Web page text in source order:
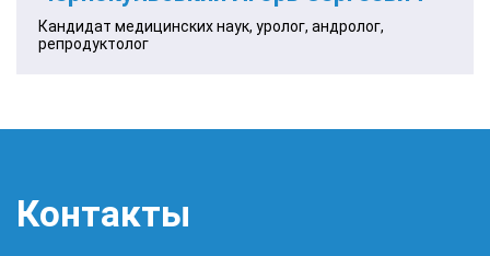
Кандидат медицинских наук, уролог, андролог,
репродуктолог
Контакты